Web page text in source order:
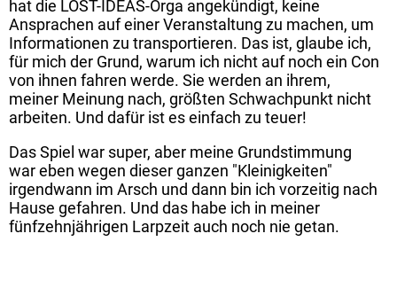
hat die LOST-IDEAS-Orga angekündigt, keine
Ansprachen auf einer Veranstaltung zu machen, um
Informationen zu transportieren. Das ist, glaube ich,
für mich der Grund, warum ich nicht auf noch ein Con
von ihnen fahren werde. Sie werden an ihrem,
meiner Meinung nach, größten Schwachpunkt nicht
arbeiten. Und dafür ist es einfach zu teuer!
Das Spiel war super, aber meine Grundstimmung
war eben wegen dieser ganzen "Kleinigkeiten"
irgendwann im Arsch und dann bin ich vorzeitig nach
Hause gefahren. Und das habe ich in meiner
fünfzehnjährigen Larpzeit auch noch nie getan.